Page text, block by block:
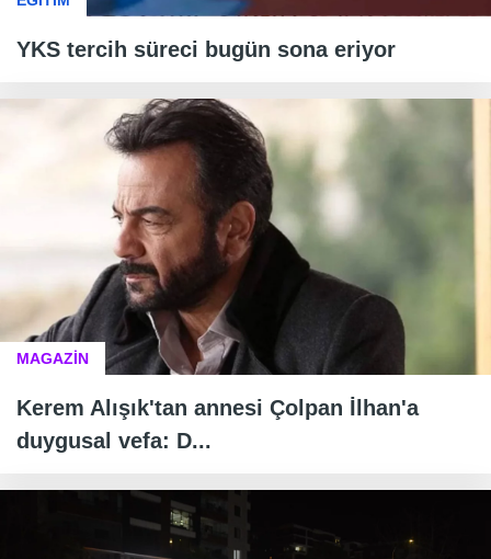
YKS tercih süreci bugün sona eriyor
MAGAZİN
Kerem Alışık'tan annesi Çolpan İlhan'a
duygusal vefa: D...